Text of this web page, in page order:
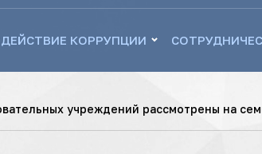
КОРРУПЦИИ
учреждений рассмотрены на